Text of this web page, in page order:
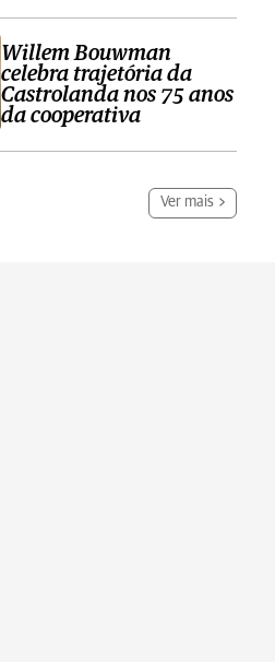
Willem Bouwman
celebra trajetória da
Castrolanda nos 75 anos
da cooperativa
Ver mais